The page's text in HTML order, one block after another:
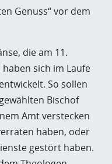
Genuss“ vor dem
die am 11.
sich im Laufe
So sollen
Bischof
Amt verstecken
haben, oder
gestört haben.